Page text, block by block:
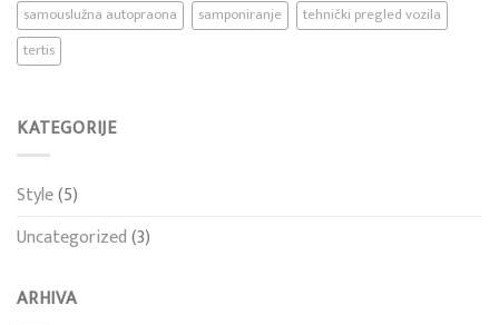
samouslužna autopraona
samponiranje
tehnički pregled vozila
tertis
KATEGORIJE
Style(5)
Uncategorized(3)
ARHIVA